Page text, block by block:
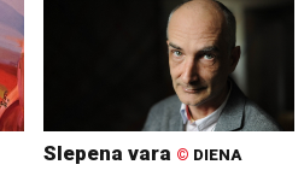
Slepena vara © DIENA